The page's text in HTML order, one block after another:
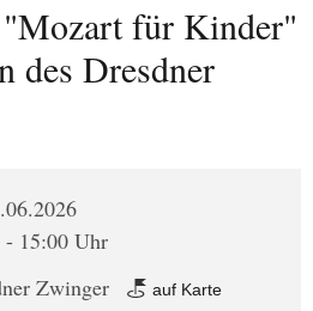
für Kinder"
des Dresdner
- 15:00 Uhr
Zwinger
auf Karte